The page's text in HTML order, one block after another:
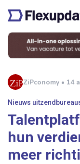
ZiPconomy • 14
Nieuws
hun
meer